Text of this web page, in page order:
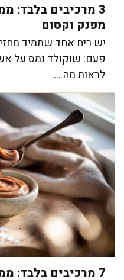
3 מרכיבים בלבד:
מפנק וקסום
יש ריח אחד שתמיד
פעם: שוקולד נמס על
לראות מה ...
7 מרכיבים בלבד: